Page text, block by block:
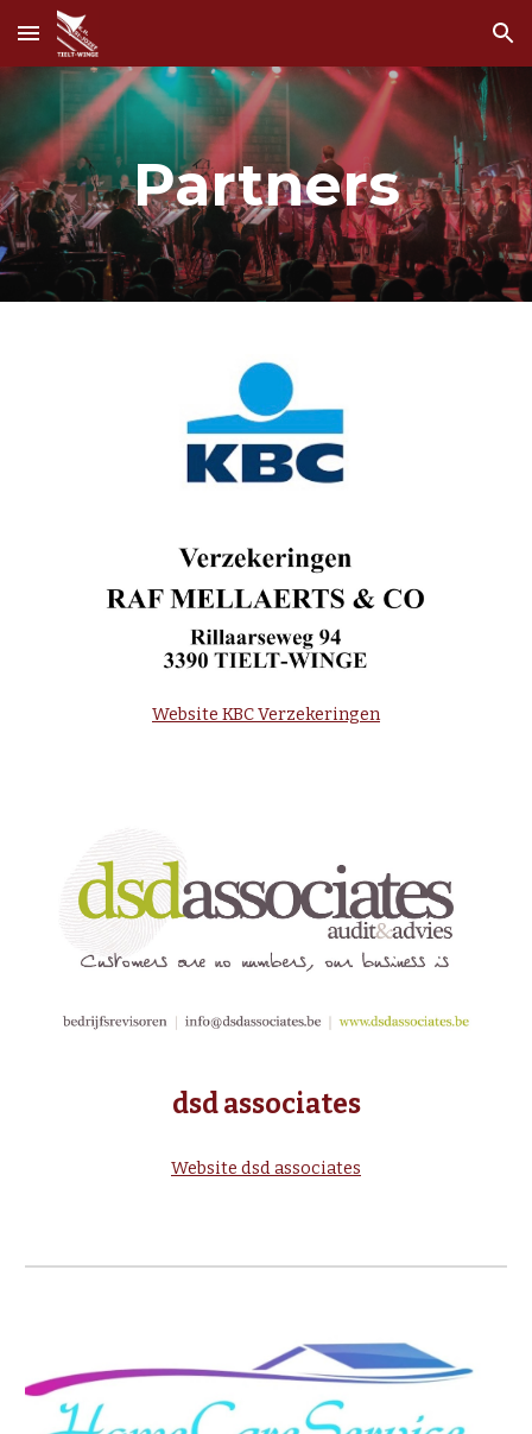
Skip to main content Skip to navigation
Partners
Website KBC Verzekeringen
dsd associates
Website dsd associates